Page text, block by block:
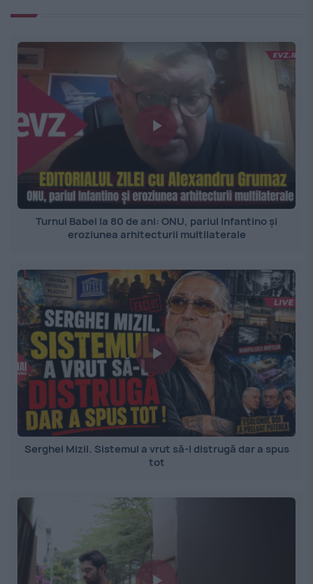
Turnul Babel la 80 de ani: ONU, pariul Infantino și
eroziunea arhitecturii multilaterale
Serghei Mizil. Sistemul a vrut să-l distrugă dar a spus
tot